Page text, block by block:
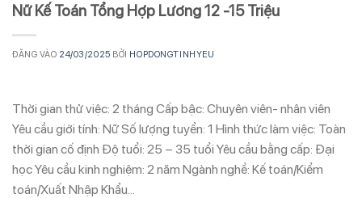
Nữ Kế Toán Tổng Hợp Lương 12 -15 Triệu
ĐĂNG VÀO 24/03/2025 BỞI HOPDONGTINHYEU
Thời gian thử việc: 2 tháng Cấp bậc: Chuyên viên- nhân viên
Yêu cầu giới tính: Nữ Số lượng tuyển: 1 Hình thức làm việc: Toàn
thời gian cố định Độ tuổi: 25 – 35 tuổi Yêu cầu bằng cấp: Đại
học Yêu cầu kinh nghiệm: 2 năm Ngành nghề: Kế toán/Kiểm
toán/Xuất Nhập Khẩu…